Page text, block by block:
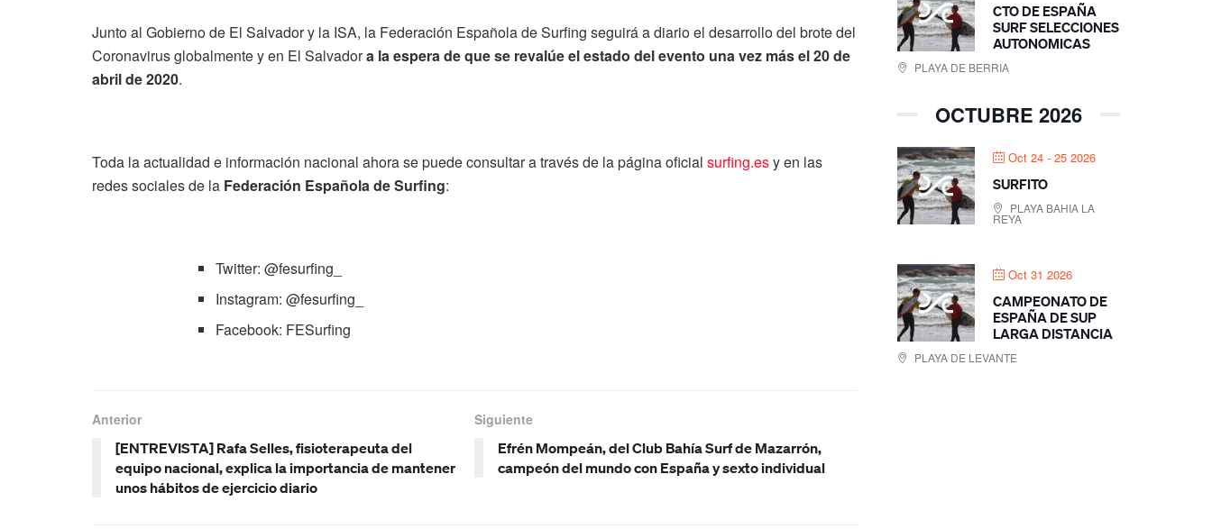
Junto al Gobierno de El Salvador y la ISA, la Federación Española de Surfing seguirá a diario el desarrollo del brote del
Coronavirus globalmente y en El Salvadora la espera de que se revalúe el estado del evento una vez más el 20 de
abril de 2020.
Toda la actualidad e información nacional ahora se puede consultar a través de la página oficial surfing.esy en las
redes sociales de la Federación Española de Surfing:
Twitter: @fesurfing_
Instagram: @fesurfing_
Facebook: FESurfing
Anterior
[ENTREVISTA] Rafa Selles, fisioterapeuta del
equipo nacional, explica la importancia de mantener
unos hábitos de ejercicio diario
Siguiente
Efrén Mompeán, del Club Bahía Surf de Mazarrón,
campeón del mundo con España y sexto individual
CTO DE ESPAÑA
SURF SELECCIONES
AUTONOMICAS
PLAYA DE BERRIA
OCTUBRE 2026
Oct 24 - 25 2026
SURFITO
PLAYA BAHIA LA
REYA
Oct 31 2026
CAMPEONATO DE
ESPAÑA DE SUP
LARGA DISTANCIA
PLAYA DE LEVANTE